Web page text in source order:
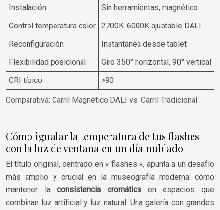
Comparativa: Carril Magnético DALI vs. Carril Tradicional
Instalación
Sin herramientas, magnético
Control temperatura color 2700K-6000K ajustable DALI
Reconfiguración
Instantánea desde tablet
Flexibilidad posicional
Giro 350° horizontal, 90° vertical
CRI típico
>90
Cómo igualar la temperatura de tus flashes
con la luz de ventana en un día nublado
El título original, centrado en « flashes », apunta a un desafío
más amplio y crucial en la museografía moderna: cómo
mantener laconsistencia cromática en espacios que
combinan luz artificial y luz natural. Una galería con grandes